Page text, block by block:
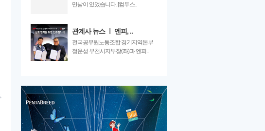
만남이 있었습니다. [컴투스..
관계사 뉴스 ㅣ 엔피, ..
전국공무원노동조합 경기지역본부
정운성 부천시지부장(좌)과 엔피..